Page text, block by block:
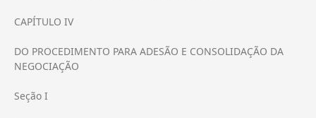
CAPÍTULO IV
DO PROCEDIMENTO PARA ADESÃO E CONSOLIDAÇÃO DA
NEGOCIAÇÃO
Seção I